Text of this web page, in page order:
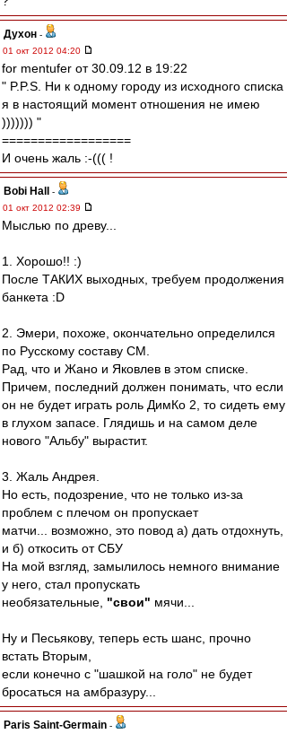
Духон -
01 окт 2012 04:20
for mentufer от 30.09.12 в 19:22
" P.P.S. Ни к одному городу из исходного списка
я в настоящий момент отношения не имею
))))))) "
==================
И очень жаль :-((( !
Bobi Hall
-
01 окт 2012 02:39
Мыслью по древу...
1. Хорошо!! :)
После ТАКИХ выходных, требуем продолжения
банкета :D
2. Эмери, похоже, окончательно определился
по Русскому составу СМ.
Рад, что и Жано и Яковлев в этом списке.
Причем, последний должен понимать, что если
он не будет играть роль ДимКо 2, то сидеть ему
в глухом запасе. Глядишь и на самом деле
нового "Альбу" вырастит.
3. Жаль Андрея.
Но есть, подозрение, что не только из-за
проблем с плечом он пропускает
матчи... возможно, это повод а) дать отдохнуть,
и б) откосить от СБУ
На мой взгляд, замылилось немного внимание
у него, стал пропускать
необязательные, "свои" мячи...
Ну и Песьякову, теперь есть шанс, прочно
встать Вторым,
если конечно с "шашкой на голо" не будет
бросаться на амбразуру...
Paris Saint-Germain -